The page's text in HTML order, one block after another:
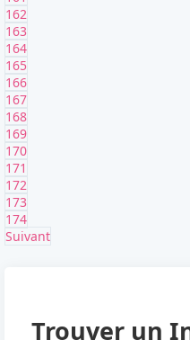
162
163
164
165
166
167
168
169
170
171
172
173
174
Suivant
Trouver un